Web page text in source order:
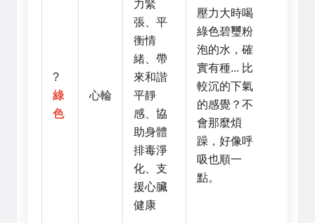
?
綠
色
心輪
力緊
張、平
衡情
緒、帶
來和諧
平靜
感、協
助身體
排毒淨
化、支
援心臟
健康
壓力大時喝
綠色碧璽粉
泡的水，確
實有種... 比
較沉的下氣
的感覺？不
會那麼煩
躁，好像呼
吸也順一
點。